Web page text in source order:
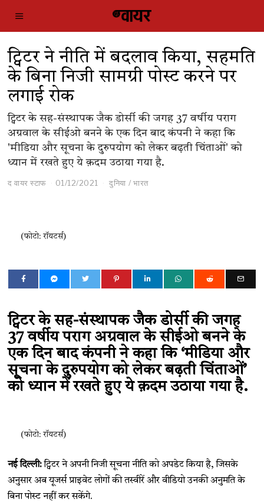
ट्विटर ने नीति में बदलाव किया, सहमति
के बिना निजी सामग्री पोस्ट करने पर
लगाई रोक
ट्विटर के सह-संस्थापक जैक डोर्सी की जगह 37 वर्षीय पराग
अग्रवाल के सीईओ बनने के एक दिन बाद कंपनी ने कहा कि
'मीडिया और सूचना के दुरुपयोग को लेकर बढ़ती चिंताओं' को
ध्यान में रखते हुए ये क़दम उठाया गया है.
द वायर स्टाफ 01/12/2021 दुनिया / भारत
(फोटो: रॉयटर्स)
ट्विटर के सह-संस्थापक जैक डोर्सी की जगह
37 वर्षीय पराग अग्रवाल के सीईओ बनने के
एक दिन बाद कंपनी ने कहा कि ‘मीडिया और
सूचना के दुरुपयोग को लेकर बढ़ती चिंताओं’
को ध्यान में रखते हुए ये क़दम उठाया गया है.
(फोटो: रॉयटर्स)
नई दिल्ली:ट्विटर ने अपनी निजी सूचना नीति को अपडेट किया है, जिसके
अनुसार अब यूजर्स प्राइवेट लोगों की तस्वीरें और वीडियो उनकी अनुमति के
बिना पोस्ट नहीं कर सकेंगे.